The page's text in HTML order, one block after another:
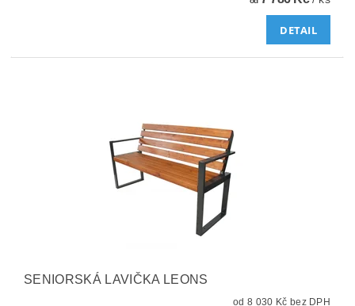
DETAIL
SENIORSKÁ LAVIČKA LEONS
od 8 030 Kč bez DPH